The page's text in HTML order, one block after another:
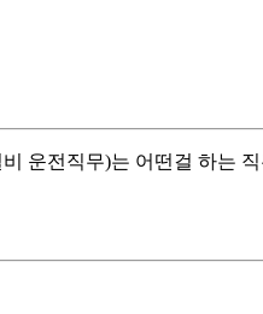
운전직무)는 어떤걸 하는